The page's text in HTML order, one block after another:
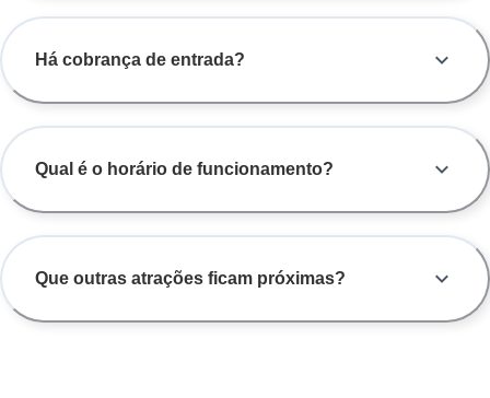
Há cobrança de entrada?
Qual é o horário de funcionamento?
Que outras atrações ficam próximas?